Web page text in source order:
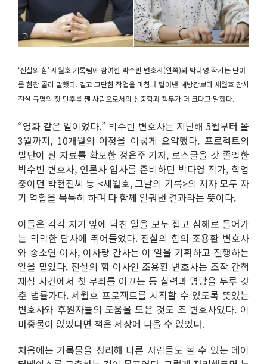
‘진실의 힘’ 세월호 기록팀에 참여한 박수빈 변호사(왼쪽)와 박다영 작가는 단어
를 한참 골라 말했다. 길고 고단한 작업을 마침내 털어낸 해방감보다 세월호 참사
진실 규명의 첫 단추를 꿴 사람으로서의 신중함과 책무가 더 크다고 말했다.
“영화 같은 일이었다.” 박수빈 변호사는 지난해 5월부터 올
3월까지, 10개월의 여정을 이렇게 요약했다. 프로젝트의
발단이 된 자료를 확보한 정은주 기자, 로스쿨을 갓 졸업한
박수빈 변호사, 언론사 입사를 준비하던 박다영 작가, 학업
중이던 박현진씨 등 <세월호, 그날의 기록>의 저자 모두 자
기 역할을 묵묵히 하며 다 함께 일궈낸 결과라는 뜻이다.
이들은 각각 자기 앞에 닥친 일을 모두 접고 심해로 들어가
는 막막한 탐사에 뛰어들었다. 진실의 힘의 조용환 변호사
와 송소연 이사, 이사랑 간사는 이 일을 기획하고 진행하는
일을 맡았다. 진실의 힘 이사인 조용환 변호사는 조작 간첩
재심 사건에서 첫 무죄를 이끄는 등 실력과 명망을 두루 갖
춘 법률가다. 세월호 프로젝트를 시작할 수 있도록 뜻있는
변호사와 후원자들의 도움을 모은 것도 조 변호사였다. 이
마중물이 없었다면 책은 세상에 나올 수 없었다.
처음에는 기록물을 정리해 다른 사람들도 볼 수 있는 데이